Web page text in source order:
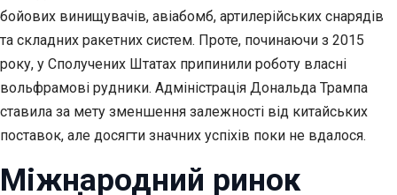
бойових винищувачів, авіабомб, артилерійських снарядів
та складних ракетних систем. Проте, починаючи з 2015
року, у Сполучених Штатах припинили роботу власні
вольфрамові рудники. Адміністрація Дональда Трампа
ставила за мету зменшення залежності від китайських
поставок, але досягти значних успіхів поки не вдалося.
Міжнародний ринок